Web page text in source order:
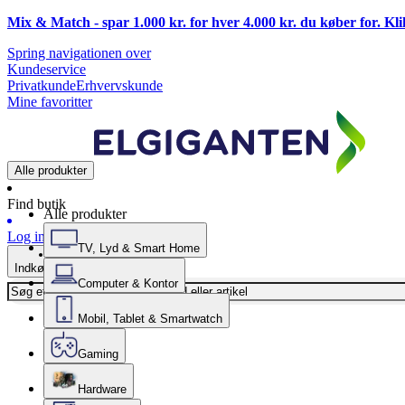
Mix & Match - spar 1.000 kr. for hver 4.000 kr. du køber for.
Spring navigationen over
Kundeservice
PrivatkundeErhvervskunde
Mine favoritter
Alle produkter
Find butik
Log ind
Indkøbskurv
Alle produkter
TV, Lyd & Smart Home
Computer & Kontor
Mobil, Tablet & Smartwatch
Gaming
Hardware